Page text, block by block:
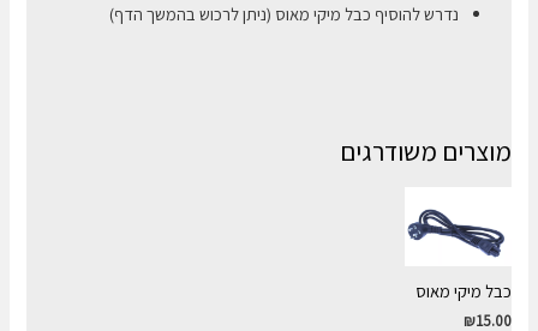
נדרש להוסיף כבל מיקי מאוס (ניתן לרכוש בהמשך הדף)
מוצרים משודרגים
כבל מיקי מאוס
₪15.00